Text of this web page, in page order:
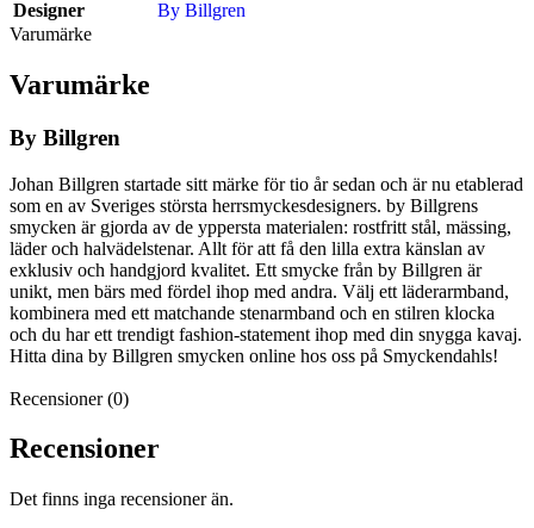
Designer
By Billgren
Varumärke
Varumärke
By Billgren
Johan Billgren startade sitt märke för tio år sedan och är nu etablerad
som en av Sveriges största herrsmyckesdesigners. by Billgrens
smycken är gjorda av de yppersta materialen: rostfritt stål, mässing,
läder och halvädelstenar. Allt för att få den lilla extra känslan av
exklusiv och handgjord kvalitet. Ett smycke från by Billgren är
unikt, men bärs med fördel ihop med andra. Välj ett läderarmband,
kombinera med ett matchande stenarmband och en stilren klocka
och du har ett trendigt fashion-statement ihop med din snygga kavaj.
Hitta dina by Billgren smycken online hos oss på Smyckendahls!
Recensioner (0)
Recensioner
Det finns inga recensioner än.